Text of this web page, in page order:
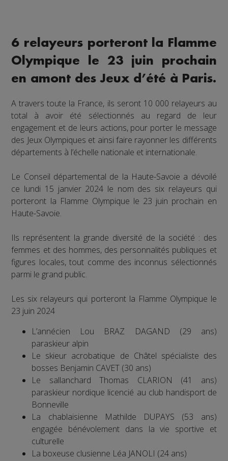
6 relayeurs porteront la Flamme
Olympique le 23 juin prochain
en amont des Jeux d’été à Paris.
A travers toute la France, ils seront 10 000 relayeurs au
total à avoir été sélectionnés au regard de leur
engagement et de leurs actions, pour porter le message
des Jeux Olympiques et ainsi faire rayonner les différents
départements à l’échelle nationale et internationale.
Le Conseil départemental de la Haute-Savoie a dévoilé
ce lundi 15 janvier 2024 le nom des six relayeurs qui
porteront la Flamme Olympique le 23 juin prochain en
Haute-Savoie.
Ils représentent la grande diversité de la société : des
femmes et des hommes, des personnalités publiques et
figures locales, tout comme des inconnus sélectionnés
parmi le grand public.
Les six relayeurs qui porteront la Flamme Olympique le
23 juin 2024
L’annécien Lou BRAZ DAGAND (29 ans)
paraskieur alpin
Le skieur acrobatique de Châtel spécialiste des
bosses Benjamin CAVET (30 ans)
Le sallanchard Thomas CLARION (41 ans)
paraskieur nordique licencié au club handisport de
Bonneville
La chablaisienne Mathilde DUPAYS (53 ans)
engagée bénévolement dans la vie sportive et
culturelle
La boxeuse clusienne Léa JANOLI (24 ans)